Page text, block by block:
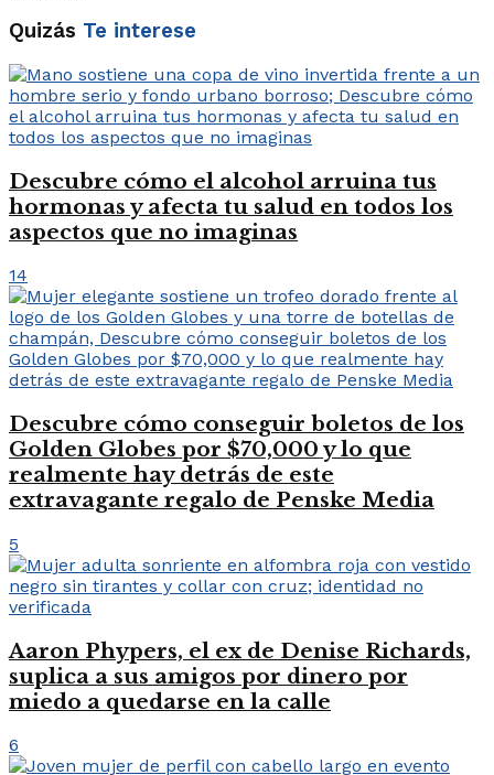
Quizás Te interese
Descubre cómo el alcohol arruina tus
hormonas y afecta tu salud en todos los
aspectos que no imaginas
14
Descubre cómo conseguir boletos de los
Golden Globes por $70,000 y lo que
realmente hay detrás de este
extravagante regalo de Penske Media
5
Aaron Phypers, el ex de Denise Richards,
suplica a sus amigos por dinero por
miedo a quedarse en la calle
6